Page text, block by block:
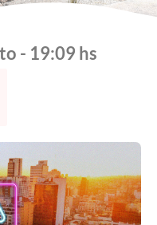
- 19:09 hs